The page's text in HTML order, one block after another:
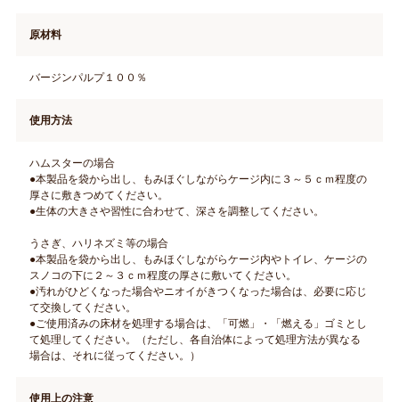
原材料
バージンパルプ１００％
使用方法
ハムスターの場合
●本製品を袋から出し、もみほぐしながらケージ内に３～５ｃｍ程度の
厚さに敷きつめてください。
●生体の大きさや習性に合わせて、深さを調整してください。
うさぎ、ハリネズミ等の場合
●本製品を袋から出し、もみほぐしながらケージ内やトイレ、ケージの
スノコの下に２～３ｃｍ程度の厚さに敷いてください。
●汚れがひどくなった場合やニオイがきつくなった場合は、必要に応じ
て交換してください。
●ご使用済みの床材を処理する場合は、「可燃」・「燃える」ゴミとし
て処理してください。（ただし、各自治体によって処理方法が異なる
場合は、それに従ってください。）
使用上の注意